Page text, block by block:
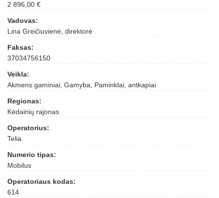
2 896,00 €
Vadovas:
Lina Greičiuvienė, direktorė
Faksas:
37034756150
Veikla:
Akmens gaminiai, Gamyba, Paminklai, antkapiai
Regionas:
Kėdainių rajonas
Operatorius:
Telia
Numerio tipas:
Mobilus
Operatoriaus kodas:
614